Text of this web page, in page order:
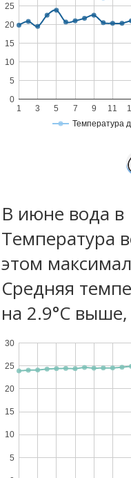
Температура
1 3 5 7 9 11
0
5
10
15
20
25
В июне вода в
Температура
этом
Средняя
на 2.9°C
5
10
15
20
25
30